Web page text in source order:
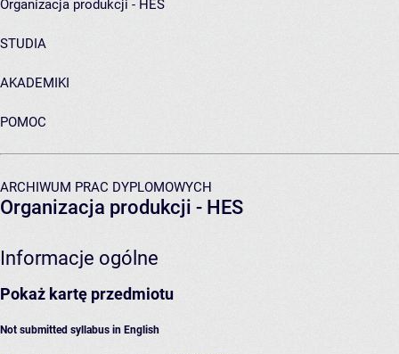
Organizacja produkcji - HES
STUDIA
AKADEMIKI
POMOC
ARCHIWUM PRAC DYPLOMOWYCH
Organizacja produkcji - HES
Informacje ogólne
Pokaż kartę przedmiotu
Not submitted syllabus in English